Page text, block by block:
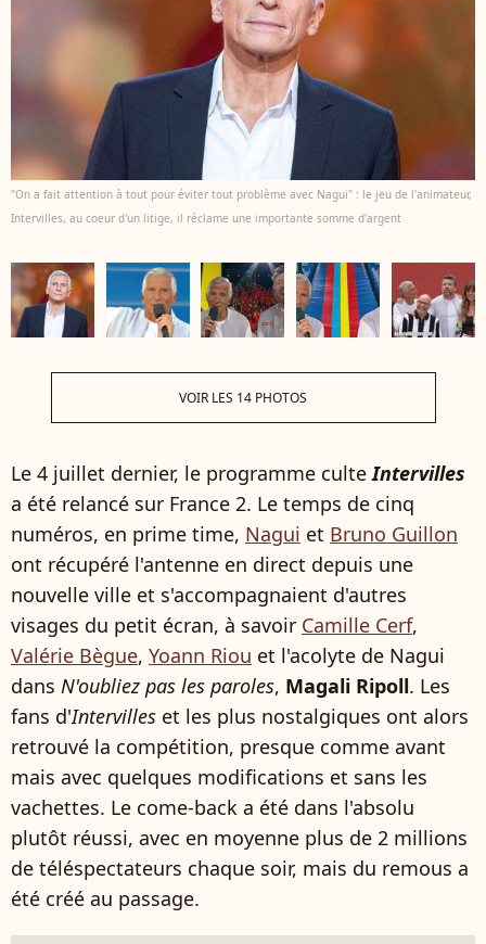
"On a fait attention à tout pour éviter tout problème avec Nagui" : le jeu de l'animateur,
Intervilles, au coeur d'un litige, il réclame une importante somme d'argent
VOIR LES 14 PHOTOS
Le 4 juillet dernier, le programme culteIntervilles
a été relancé sur France 2. Le temps de cinq
numéros, en prime time, Nagui et Bruno Guillon
ont récupéré l'antenne en direct depuis une
nouvelle ville et s'accompagnaient d'autres
visages du petit écran, à savoir Camille Cerf,
Valérie Bègue, Yoann Riou et l'acolyte de Nagui
dans N'oubliez pas les paroles, Magali Ripoll. Les
fans d'Intervilles et les plus nostalgiques ont alors
retrouvé la compétition, presque comme avant
mais avec quelques modifications et sans les
vachettes. Le come-back a été dans l'absolu
plutôt réussi, avec en moyenne plus de 2 millions
de téléspectateurs chaque soir, mais du remous a
été créé au passage.